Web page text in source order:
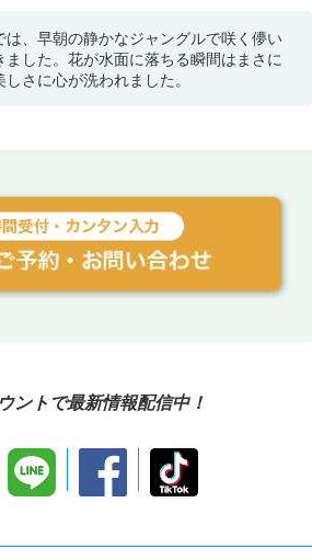
、早朝の静かなジャングルで咲く儚い
した。花が水面に落ちる瞬間はまさに
さに心が洗われました。
ントで最新情報配信中！